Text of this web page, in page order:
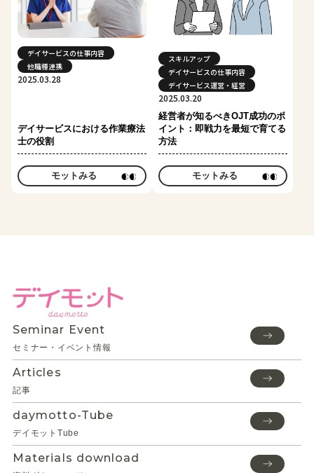
デイサービスの仕事内容
他職種連携
2025.03.28
デイサービスにおける作業療法
士の役割
モットみる
スキルアップ
デイサービスの仕事内容
デイサービス運営・経営
2025.03.20
経営者が知るべきOJT成功のポ
イント：即戦力を最短で育てる
方法
モットみる
Seminar Event
セミナー・イベント情報
Articles
記事
daymotto-Tube
デイモットTube
Materials download